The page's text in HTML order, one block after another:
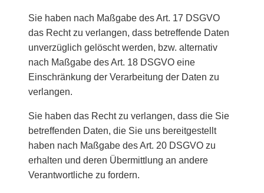
Sie haben nach Maßgabe des Art. 17 DSGVO
das Recht zu verlangen, dass betreffende Daten
unverzüglich gelöscht werden, bzw. alternativ
nach Maßgabe des Art. 18 DSGVO eine
Einschränkung der Verarbeitung der Daten zu
verlangen.
Sie haben das Recht zu verlangen, dass die Sie
betreffenden Daten, die Sie uns bereitgestellt
haben nach Maßgabe des Art. 20 DSGVO zu
erhalten und deren Übermittlung an andere
Verantwortliche zu fordern.